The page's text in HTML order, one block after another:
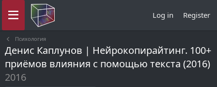
Log in Register
Психология
Денис Каплунов | Нейрокопирайтинг. 100+
приёмов влияния с помощью текста (2016)
2016